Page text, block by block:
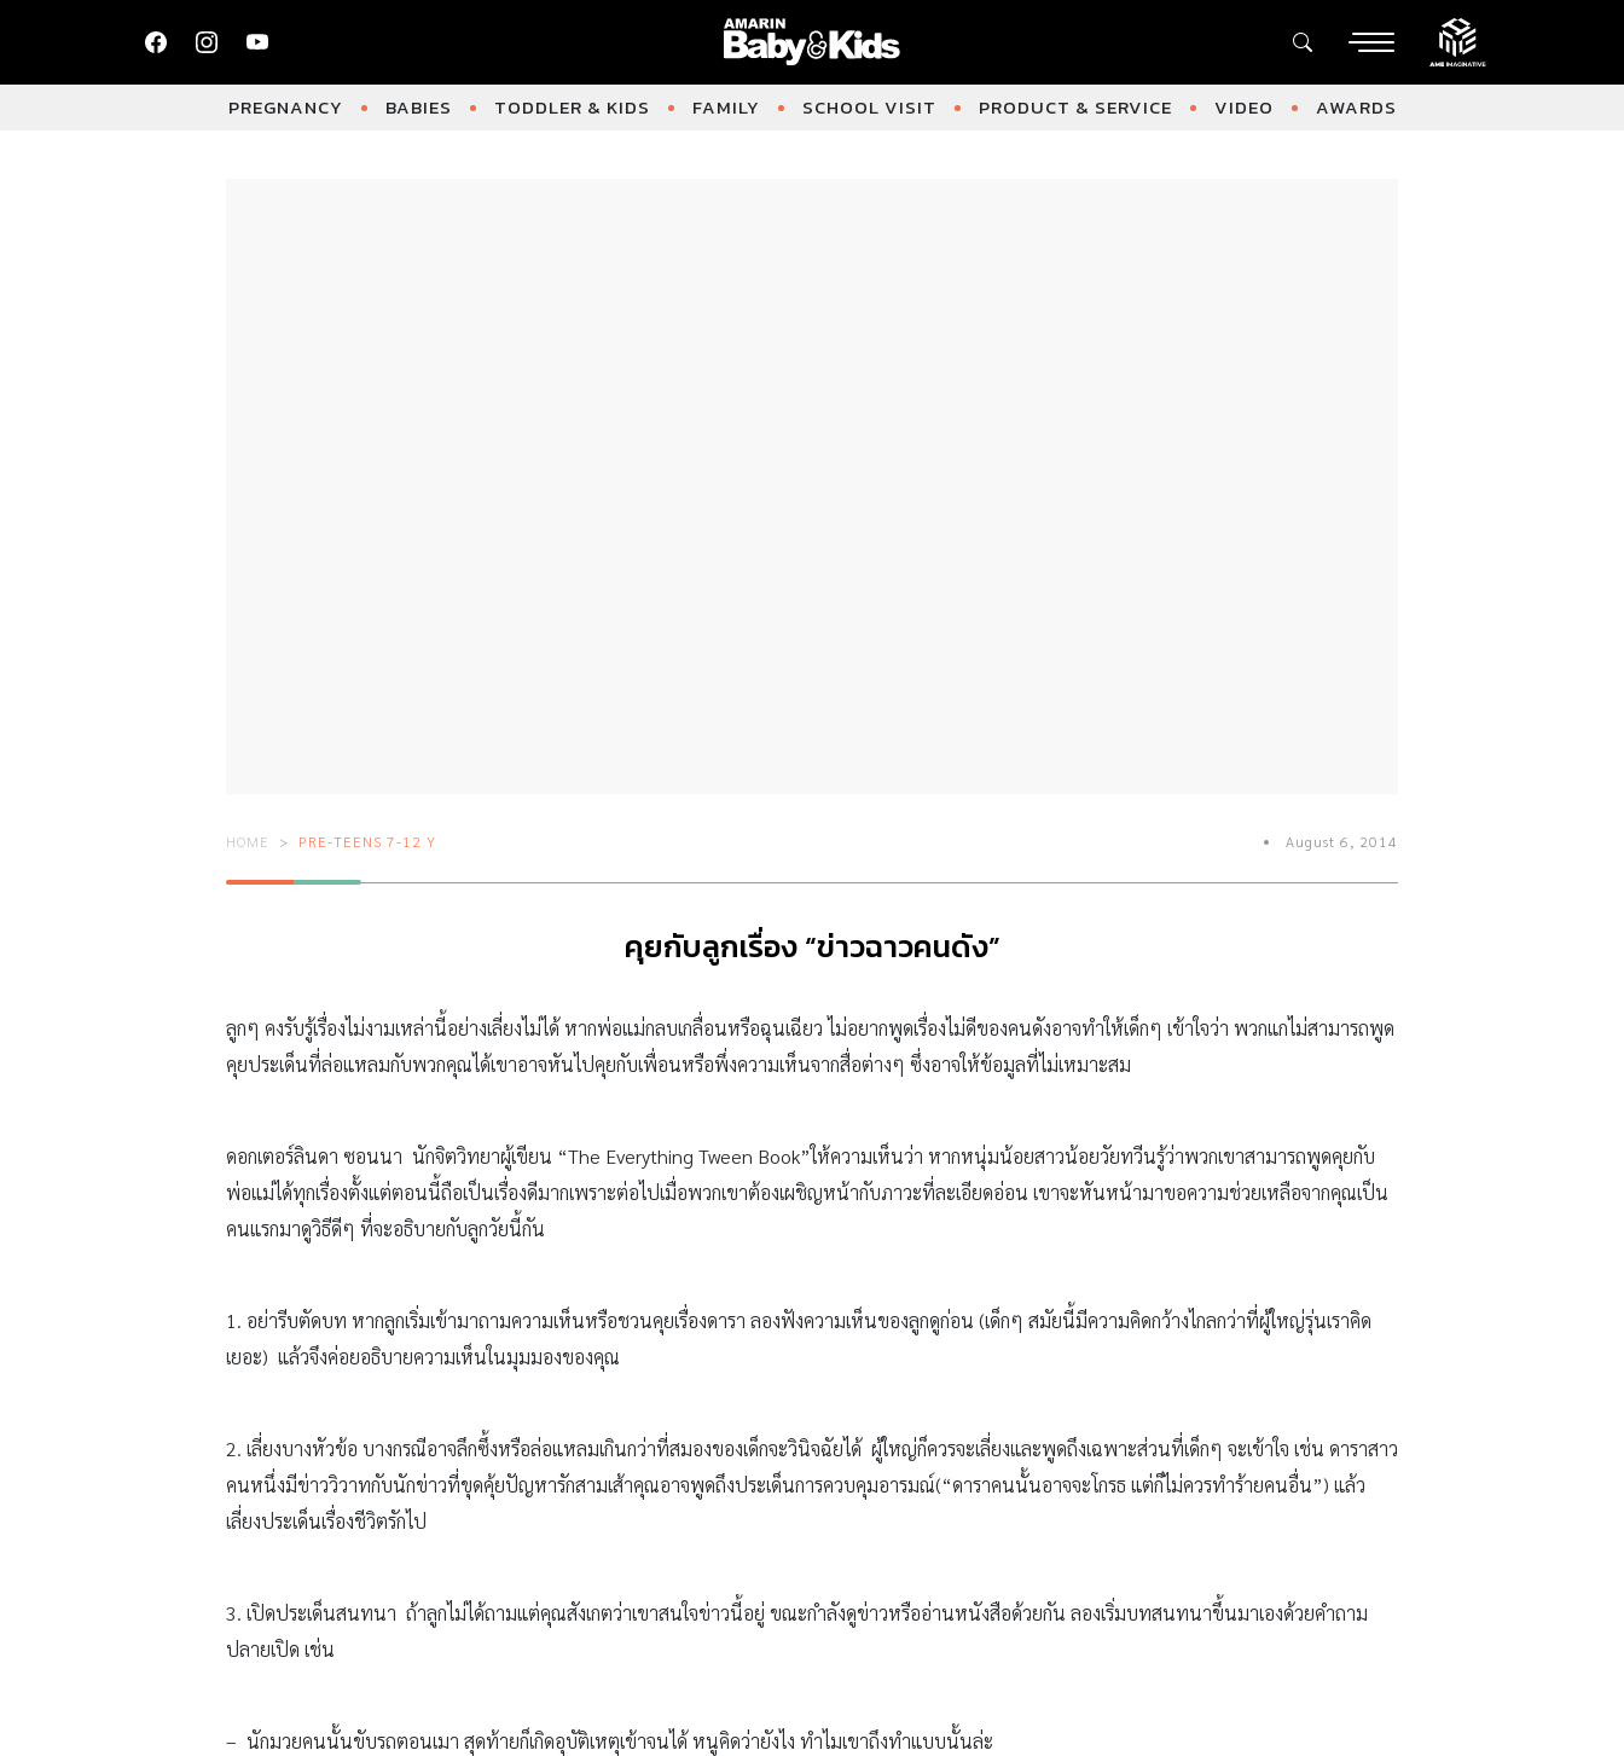
PREGNANCY BABIES TODDLER & KIDS FAMILY SCHOOL VISIT PRODUCT & SERVICE VIDEO AWARDS
HOME PRE-TEENS 7-12 Y August 6, 2014
คุยกับลูกเรื่อง “ข่าวฉาวคนดัง”
ลูกๆ คงรับรู้เรื่องไม่งามเหล่านี้อย่างเลี่ยงไม่ได้ หากพ่อแม่กลบเกลื่อนหรือฉุนเฉียว ไม่อยากพูดเรื่องไม่ดีของคนดังอาจทำให้เด็กๆ เข้าใจว่า พวกแกไม่สามารถพูด
คุยประเด็นที่ล่อแหลมกับพวกคุณได้เขาอาจหันไปคุยกับเพื่อนหรือพึ่งความเห็นจากสื่อต่างๆ ซึ่งอาจให้ข้อมูลที่ไม่เหมาะสม
ดอกเตอร์ลินดา ซอนนา นักจิตวิทยาผู้เขียน “The Everything Tween Book”ให้ความเห็นว่า หากหนุ่มน้อยสาวน้อยวัยทวีนรู้ว่าพวกเขาสามารถพูดคุยกับ
พ่อแม่ได้ทุกเรื่องตั้งแต่ตอนนี้ถือเป็นเรื่องดีมากเพราะต่อไปเมื่อพวกเขาต้องเผชิญหน้ากับภาวะที่ละเอียดอ่อน เขาจะหันหน้ามาขอความช่วยเหลือจากคุณเป็น
คนแรกมาดูวิธีดีๆ ที่จะอธิบายกับลูกวัยนี้กัน
1. อย่ารีบตัดบท หากลูกเริ่มเข้ามาถามความเห็นหรือชวนคุยเรื่องดารา ลองฟังความเห็นของลูกดูก่อน (เด็กๆ สมัยนี้มีความคิดกว้างไกลกว่าที่ผู้ใหญ่รุ่นเราคิด
เยอะ) แล้วจึงค่อยอธิบายความเห็นในมุมมองของคุณ
2. เลี่ยงบางหัวข้อ บางกรณีอาจลึกซึ้งหรือล่อแหลมเกินกว่าที่สมองของเด็กจะวินิจฉัยได้ ผู้ใหญ่ก็ควรจะเลี่ยงและพูดถึงเฉพาะส่วนที่เด็กๆ จะเข้าใจ เช่น ดาราสาว
คนหนึ่งมีข่าววิวาทกับนักข่าวที่ขุดคุ้ยปัญหารักสามเส้าคุณอาจพูดถึงประเด็นการควบคุมอารมณ์(“ดาราคนนั้นอาจจะโกรธ แต่ก็ไม่ควรทำร้ายคนอื่น”) แล้ว
เลี่ยงประเด็นเรื่องชีวิตรักไป
3. เปิดประเด็นสนทนา ถ้าลูกไม่ได้ถามแต่คุณสังเกตว่าเขาสนใจข่าวนี้อยู่ ขณะกำลังดูข่าวหรืออ่านหนังสือด้วยกัน ลองเริ่มบทสนทนาขึ้นมาเองด้วยคำถาม
ปลายเปิด เช่น
– นักมวยคนนั้นขับรถตอนเมา สุดท้ายก็เกิดอุบัติเหตุเข้าจนได้ หนูคิดว่ายังไง ทำไมเขาถึงทำแบบนั้นล่ะ